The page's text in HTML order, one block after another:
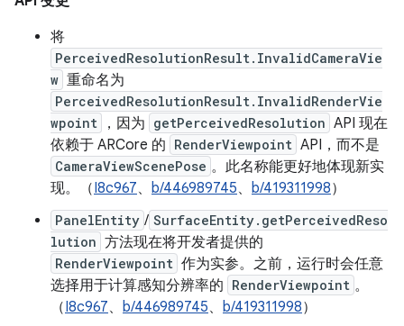
将
PerceivedResolutionResult.InvalidCameraVie
w 重命名为
PerceivedResolutionResult.InvalidRenderVie
wpoint
，因为 getPerceivedResolution API 现在
依赖于 ARCore 的 RenderViewpoint API，而不是
CameraViewScenePose 。此名称能更好地体现新实
现。（I8c967、 b/446989745、 b/419311998）
PanelEntity / SurfaceEntity.getPerceivedReso
lution 方法现在将开发者提供的
RenderViewpoint 作为实参。之前，运行时会任意
选择用于计算感知分辨率的 RenderViewpoint 。
（I8c967、 b/446989745、 b/419311998）